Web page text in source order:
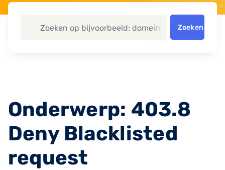
Zoeken
Onderwerp: 403.8
Deny Blacklisted
request